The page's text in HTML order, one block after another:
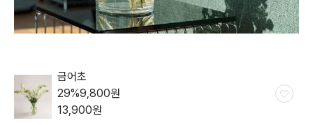
금어초
29%9,800원
13,900원